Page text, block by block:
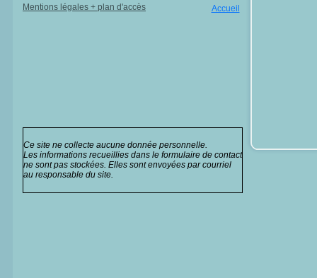
Mentions légales + plan d'accès Accueil
Ce site ne collecte aucune donnée personnelle.
Les informations recueillies dans le formulaire de contact
ne sont pas stockées. Elles sont envoyées par courriel
au responsable du site.